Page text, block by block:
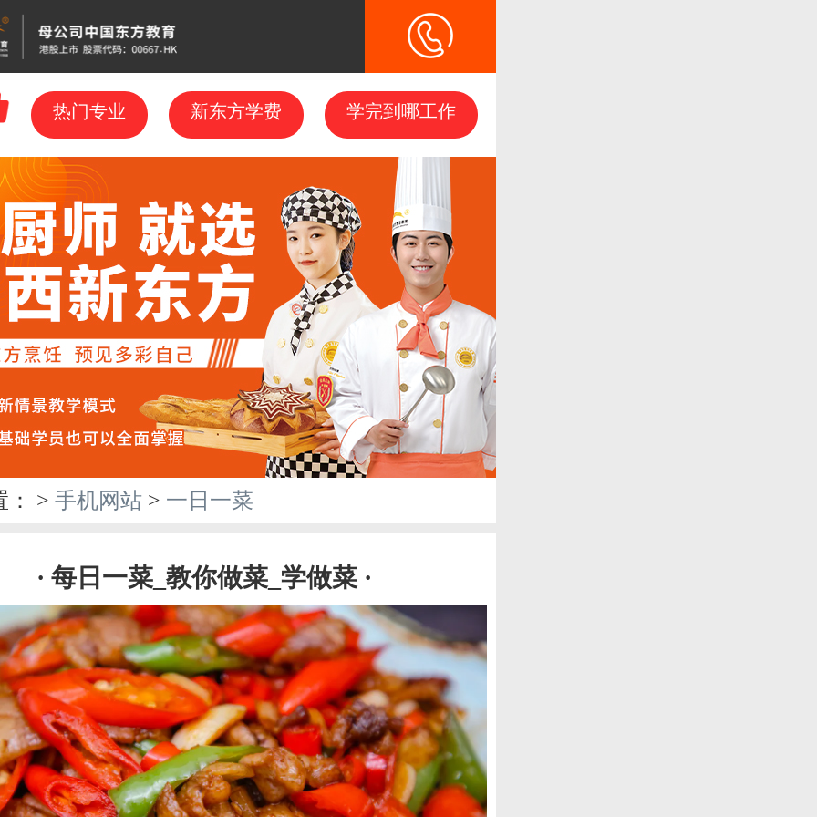
热门专业 新东方学费 学完到哪工作
新东方学费 学完到哪工作
> 手机网站 > 一日一菜
· 每日一菜_教你做菜_学做菜 ·